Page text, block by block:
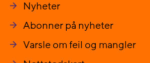
Nyheter
Abonner på nyheter
Varsle om feil og mangler